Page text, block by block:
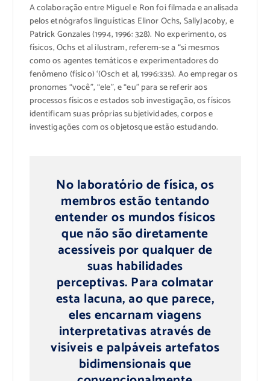
A colaboração entreMiguele Ronfoi filmada eanalisada
pelos etnógrafoslinguísticas ElinorOchs, SallyJacoby, e
PatrickGonzales(1994, 1996:328). No experimento,os
físicos,Ochsetalilustram,referem-se a“si mesmos
comoos agentestemáticos eexperimentadoresdo
fenômeno(físico)‘(Oschetal, 1996:335). Ao empregaros
pronomes“você”,“ele”,e“eu”para se referir aos
processos físicose estadossob investigação, os físicos
identificamsuas própriassubjetividades, corpos e
investigaçõescom os objetosque estão estudando.
No laboratório de física, os
membrosestão tentando
entenderos mundosfísicos
que não são diretamente
acessíveis por qualquerde
suas habilidades
perceptivas. Para colmatar
esta lacuna, ao que parece,
eles encarnam viagens
interpretativas atravésde
visíveis e palpáveis artefatos
bidimensionais​​que